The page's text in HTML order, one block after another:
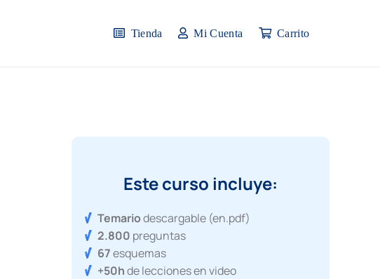
Tienda Mi Cuenta Carrito
Este curso incluye:
Temariodescargable (en.pdf)
2.800 preguntas
67esquemas
+50hde lecciones en video